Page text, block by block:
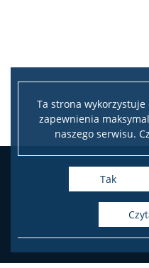
Ta strona wykorzystuje
zapewnienia
naszego serwisu.
Tak